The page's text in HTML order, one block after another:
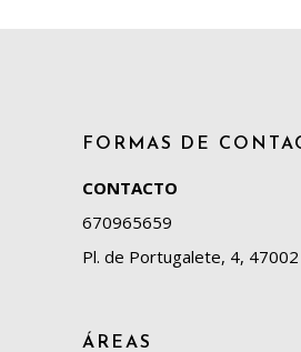
FORMAS DE
CONTACTO
670965659
Pl. de Portugalete, 4, 47002
ÁREAS